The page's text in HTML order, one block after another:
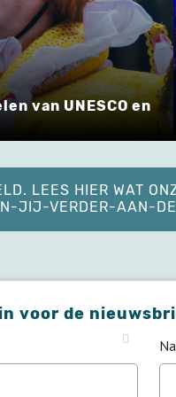
en een wedstrijd:
om jouw
!
LEES HIER WAT
JIJ-VERDER-AAN-
voor de